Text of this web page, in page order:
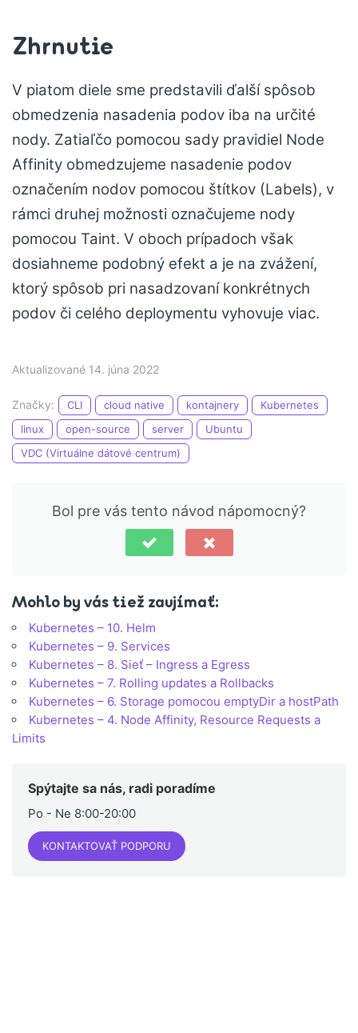
Zhrnutie
V piatom diele sme predstavili ďalší spôsob
obmedzenia nasadenia podov iba na určité
nody. Zatiaľčo pomocou sady pravidiel Node
Affinity obmedzujeme nasadenie podov
označením nodov pomocou štítkov (Labels), v
rámci druhej možnosti označujeme nody
pomocou Taint. V oboch prípadoch však
dosiahneme podobný efekt a je na zvážení,
ktorý spôsob pri nasadzovaní konkrétnych
podov či celého deploymentu vyhovuje viac.
Aktualizované 14. júna 2022
Značky: CLI cloud native kontajnery
Kubernetes
linux
open-source server
Ubuntu
VDC (Virtuálne dátové centrum)
Bol pre vás tento návod nápomocný?
Mohlo by vás tiež zaujímať:
Kubernetes – 10. Helm
Kubernetes – 9. Services
Kubernetes – 8. Sieť – Ingress a Egress
Kubernetes – 7. Rolling updates a Rollbacks
Kubernetes – 6. Storage pomocou emptyDir a hostPath
Kubernetes – 4. Node Affinity, Resource Requests a
Limits
Spýtajte sa nás, radi poradíme
Po - Ne 8:00-20:00
KONTAKTOVAŤ PODPORU